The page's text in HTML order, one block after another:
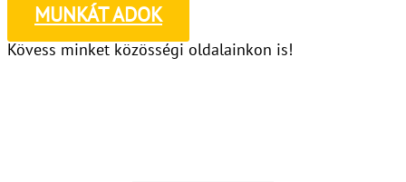
MUNKÁT ADOK
Kövess minket közösségi oldalainkon is!